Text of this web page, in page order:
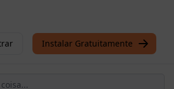
Instalar Gratuitamente